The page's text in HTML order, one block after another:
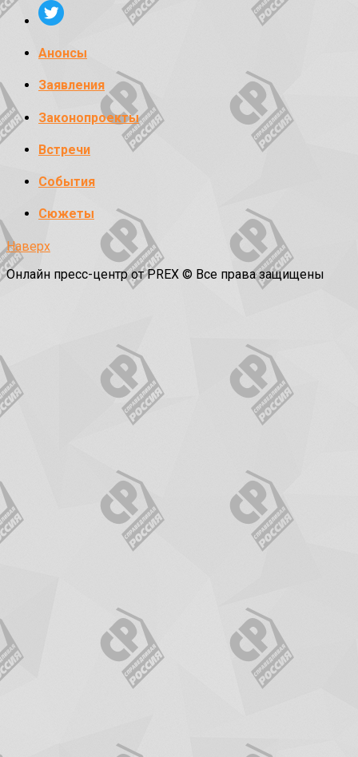
Анонсы
Заявления
Законопроекты
Встречи
События
Сюжеты
Наверх
Онлайн пресс-центр от PREX © Все права защищены